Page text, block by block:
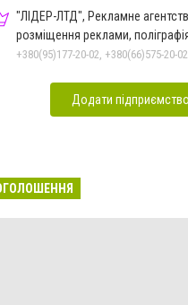
"ЛІДЕР-ЛТД", Рекламне
розміщення реклами,
реклама
+380(95)177-20-02, +380(66)575-20-02
Додати підприємство